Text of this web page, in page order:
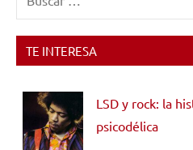
TE INTERESA
LSD y rock: la
psicodélica